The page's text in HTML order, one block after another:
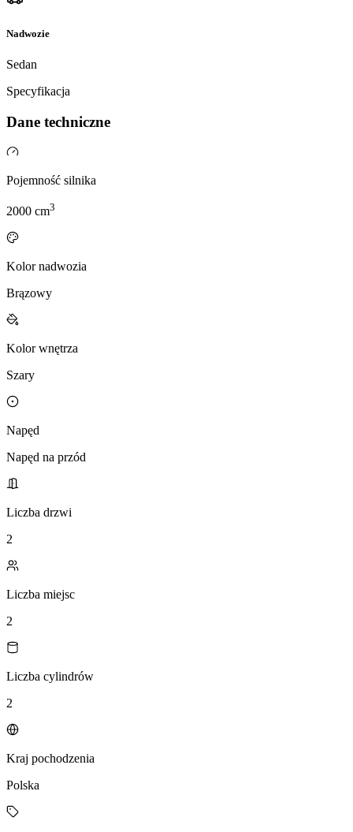
Nadwozie
Sedan
Specyfikacja
Dane techniczne
Pojemność silnika
2000 cm3
Kolor nadwozia
Brązowy
Kolor wnętrza
Szary
Napęd
Napęd na przód
Liczba drzwi
2
Liczba miejsc
2
Liczba cylindrów
2
Kraj pochodzenia
Polska